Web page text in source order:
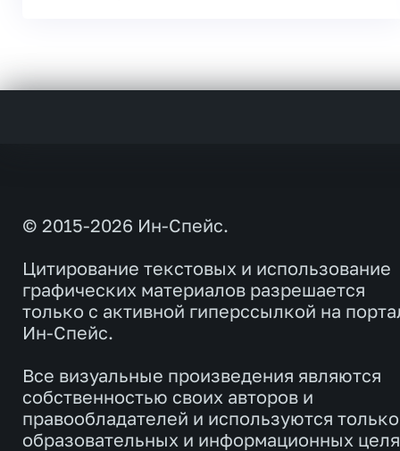
© 2015-2026 Ин-Спейс.
Цитирование текстовых и использование
графических материалов разрешается
только с активной гиперссылкой на
Ин-Спейс.
Все визуальные произведения являются
собственностью своих авторов и
правообладателей и используются
образовательных и информационных